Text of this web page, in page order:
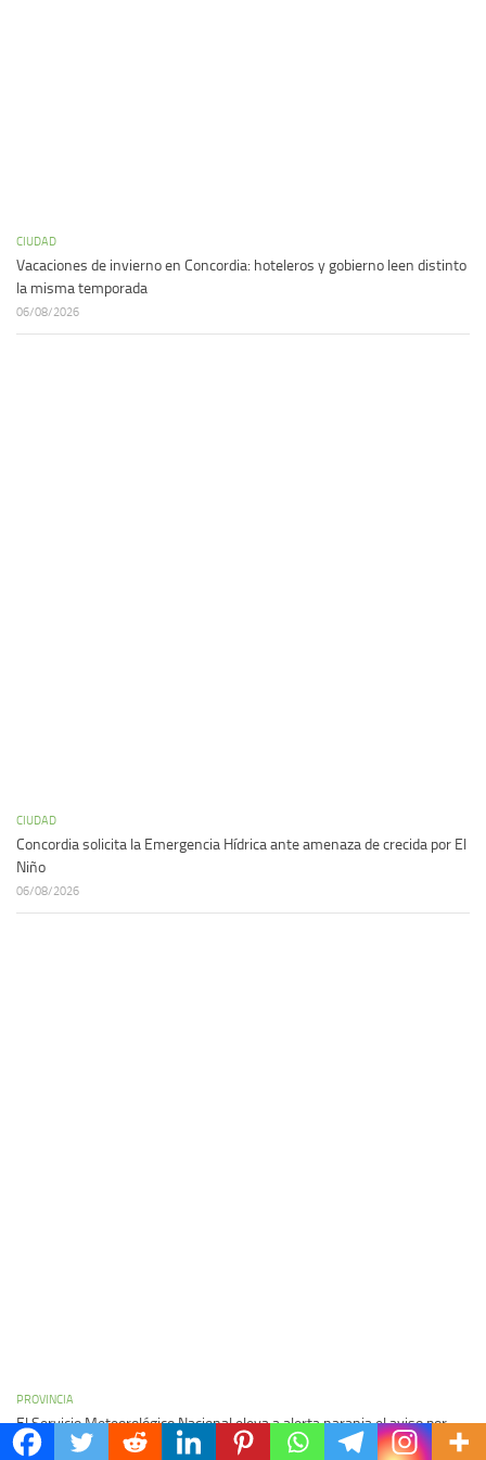
CIUDAD
Vacaciones de invierno en Concordia: hoteleros y gobierno leen distinto
la misma temporada
06/08/2026
CIUDAD
Concordia solicita la Emergencia Hídrica ante amenaza de crecida por El
Niño
06/08/2026
PROVINCIA
El Servicio Meteorológico Nacional eleva a alerta naranja el aviso por
tormentas y vientos fuertes para todo Entre Ríos este jueves